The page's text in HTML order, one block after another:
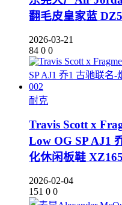
翻毛皮皇家蓝
2026-03-21
84 0 0
耐克
Travis Scott x
Low OG SP AJ1
化休闲板鞋
2026-02-04
151 0 0